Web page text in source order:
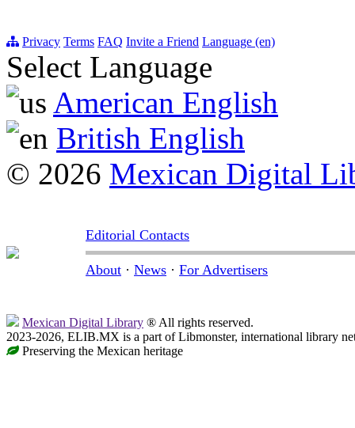
Privacy Terms FAQ Invite a Friend Language (en)
Select Language
American English
British English
© 2026 Mexican Digital
Editorial Contacts
About · News · For Advertisers
Mexican Digital Library ® All rights reserved.
2023-2026, ELIB.MX is a part of Libmonster, international library
Preserving the Mexican heritage